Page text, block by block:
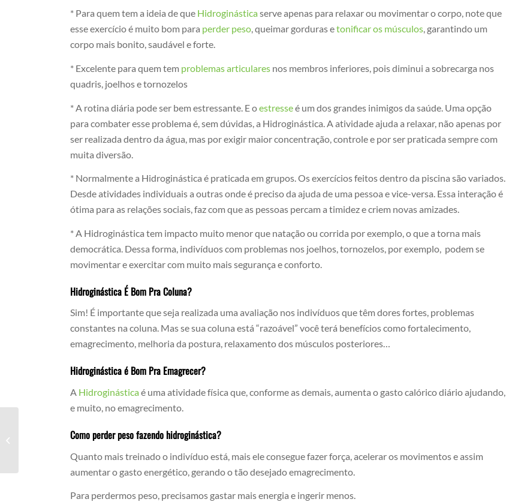
* Para quem tem a ideia de que Hidroginásticaserve apenas para relaxar ou movimentar o corpo, note que
esse exercício é muito bom para perder peso, queimar gorduras etonificar os músculos, garantindo um
corpo mais bonito, saudável e forte.
* Excelente para quem tem problemas articulares nos membros inferiores, pois diminui a sobrecarga nos
quadris, joelhos e tornozelos
* A rotina diária pode ser bem estressante. E oestresseé um dos grandes inimigos da saúde. Uma opção
para combater esse problema é, sem dúvidas, a Hidroginástica. A atividade ajuda a relaxar, não apenas por
ser realizada dentro da água, mas por exigir maior concentração, controle e por ser praticada sempre com
muita diversão.
* Normalmente a Hidroginástica é praticada em grupos. Os exercícios feitos dentro da piscina são variados.
Desde atividades individuais a outras onde é preciso da ajuda de uma pessoa e vice-versa. Essa interação é
ótima para as relações sociais, faz com que as pessoas percam a timidez e criem novas amizades.
* A Hidroginástica tem impacto muito menor que natação ou corrida por exemplo, o que a torna mais
democrática. Dessa forma, indivíduos com problemas nos joelhos, tornozelos, por exemplo, podem se
movimentar e exercitar com muito mais segurança e conforto.
Hidroginástica É Bom Pra Coluna?
Sim! É importante que seja realizada uma avaliação nos indivíduos que têm dores fortes, problemas
constantes na coluna. Mas se sua coluna está “razoável” você terá benefícios como fortalecimento,
emagrecimento, melhoria da postura, relaxamento dos músculos posteriores…
Hidroginástica é Bom Pra Emagrecer?
A Hidroginásticaé uma atividade física que, conforme as demais, aumenta o gasto calórico diário ajudando,
e muito, no emagrecimento.
Como perder peso fazendo hidroginástica?
Quanto mais treinado o indivíduo está, mais ele consegue fazer força, acelerar os movimentos e assim
aumentar o gasto energético, gerando o tão desejado emagrecimento.
Para perdermos peso, precisamos gastar mais energia e ingerir menos.
Hidroginástica Como Funciona